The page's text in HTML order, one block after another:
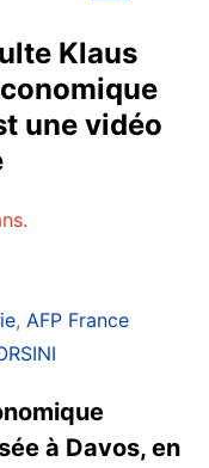
Klaus
une vidéo
, AFP France
à Davos, en